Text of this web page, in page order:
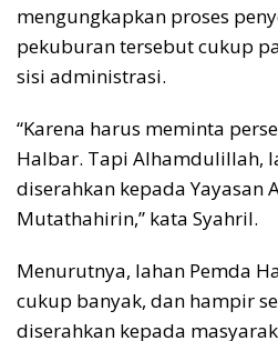
mengungkapkan proses
pekuburan tersebut cukup
sisi administrasi.
“Karena harus meminta
Halbar. Tapi Alhamdulillah,
diserahkan kepada Yayasan
Mutathahirin,” kata Syahril.
Menurutnya, lahan Pemda
cukup banyak, dan hampir
diserahkan kepada